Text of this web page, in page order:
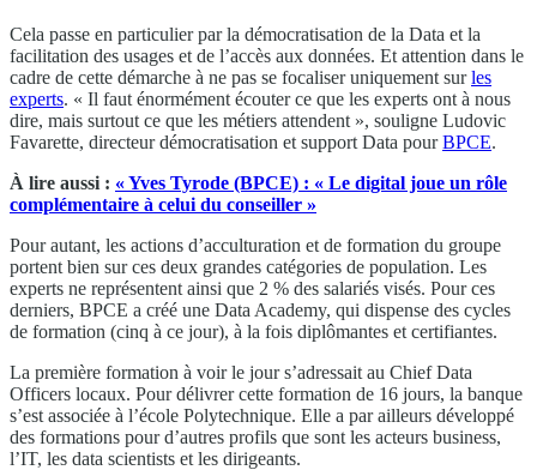
Cela passe en particulier par la démocratisation de la Data et la
facilitation des usages et de l’accès aux données. Et attention dans le
cadre de cette démarche à ne pas se focaliser uniquement surles
experts. « Il faut énormément écouter ce que les experts ont à nous
dire, mais surtout ce que les métiers attendent », souligne Ludovic
Favarette, directeur démocratisation et support Data pourBPCE.
À lire aussi : « Yves Tyrode (BPCE) : « Le digital joue un rôle
complémentaire à celui du conseiller »
Pour autant, les actions d’acculturation et de formation du groupe
portent bien sur ces deux grandes catégories de population. Les
experts ne représentent ainsi que 2 % des salariés visés. Pour ces
derniers, BPCE a créé une Data Academy, qui dispense des cycles
de formation (cinq à ce jour), à la fois diplômantes et certifiantes.
La première formation à voir le jour s’adressait au Chief Data
Officers locaux. Pour délivrer cette formation de 16 jours, la banque
s’est associée à l’école Polytechnique. Elle a par ailleurs développé
des formations pour d’autres profils que sont les acteurs business,
l’IT, les data scientists et les dirigeants.